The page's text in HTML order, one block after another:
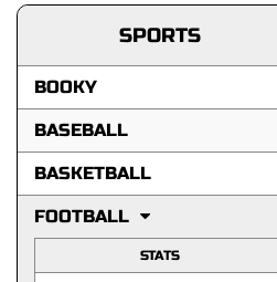
SPORTS
BOOKY
BASEBALL
BASKETBALL
FOOTBALL
STATS